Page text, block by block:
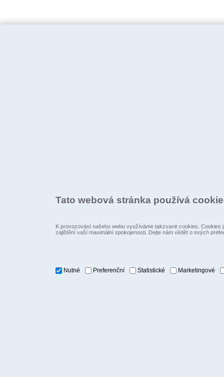
Tato webová stránka používá
K provozování našeho webu využíváme takzvané cookies.
zajištění vaší maximální spokojenosti. Dejte nám vědět o svých
Nutné Preferenční Statistické Marketingové